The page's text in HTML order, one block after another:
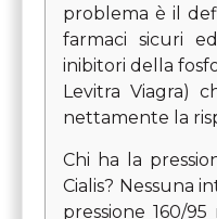
problema è il
farmaci sicuri
inibitori della
Levitra Viagra)
nettamente la
Chi ha la
Cialis? Nessuna
pressione 160/